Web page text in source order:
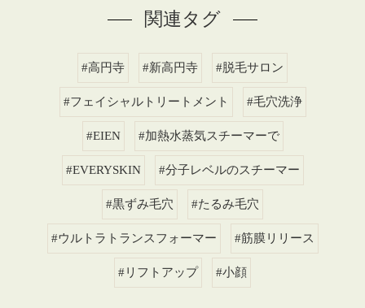
関連タグ
#高円寺 #新高円寺 #脱毛サロン
#フェイシャルトリートメント #毛穴洗浄
#EIEN #加熱水蒸気スチーマーで
#EVERYSKIN #分子レベルのスチーマー
#黒ずみ毛穴 #たるみ毛穴
#ウルトラトランスフォーマー #筋膜リリース
#リフトアップ #小顔